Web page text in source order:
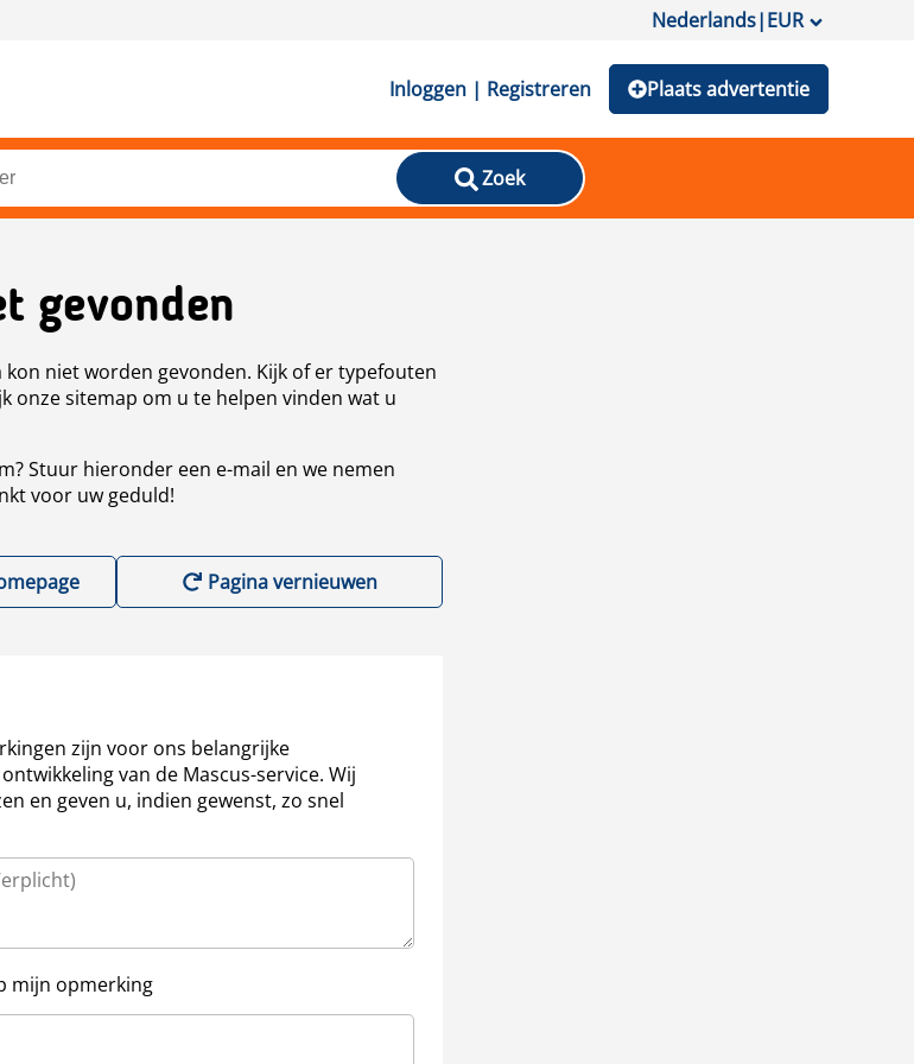
Nederlands|EUR
Inloggen | Registreren Plaats advertentie
Zoek
gevonden
kon niet worden gevonden. Kijk of er typefouten
onze sitemap om u te helpen vinden wat u
Stuur hieronder een e-mail en we nemen
voor uw geduld!
Pagina vernieuwen
zijn voor ons belangrijke
van de Mascus-service. Wij
en geven u, indien gewenst, zo snel
mijn opmerking